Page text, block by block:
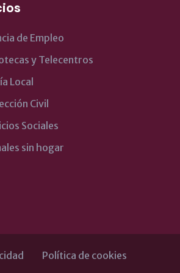
de Empleo
y Telecentros
Local
Civil
Sociales
sin hogar
Política de cookies